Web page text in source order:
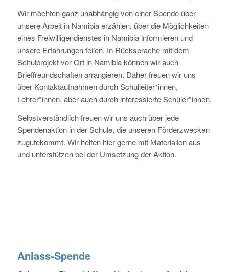
Wir möchten ganz unabhängig von einer Spende über
unsere Arbeit in Namibia erzählen, über die Möglichkeiten
eines Freiwilligendienstes in Namibia informieren und
unsere Erfahrungen teilen. In Rücksprache mit dem
Schulprojekt vor Ort in Namibia können wir auch
Brieffreundschaften arrangieren. Daher freuen wir uns
über Kontaktaufnahmen durch Schulleiter*innen,
Lehrer*innen, aber auch durch interessierte Schüler*innen.
Selbstverständlich freuen wir uns auch über jede
Spendenaktion in der Schule, die unseren Förderzwecken
zugutekommt. Wir helfen hier gerne mit Materialien aus
und unterstützen bei der Umsetzung der Aktion.
Anlass-Spende